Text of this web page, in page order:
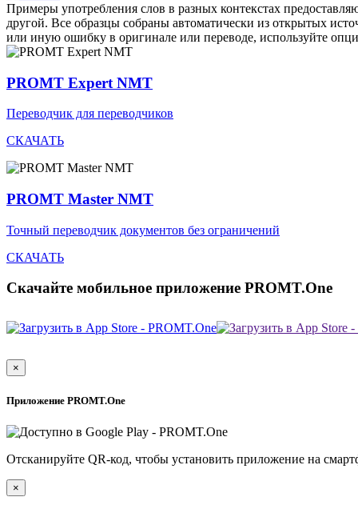
Примеры употребления слов в разных контекстах
другой. Все образцы собраны автоматически из открытых
или иную ошибку в оригинале или переводе, используйте
PROMT Expert NMT
Переводчик для переводчиков
СКАЧАТЬ
PROMT Master NMT
Точный переводчик документов без ограничений
СКАЧАТЬ
Скачайте мобильное приложение PROMT.One
×
Приложение PROMT.One
Отсканируйте QR-код, чтобы установить приложение на
×